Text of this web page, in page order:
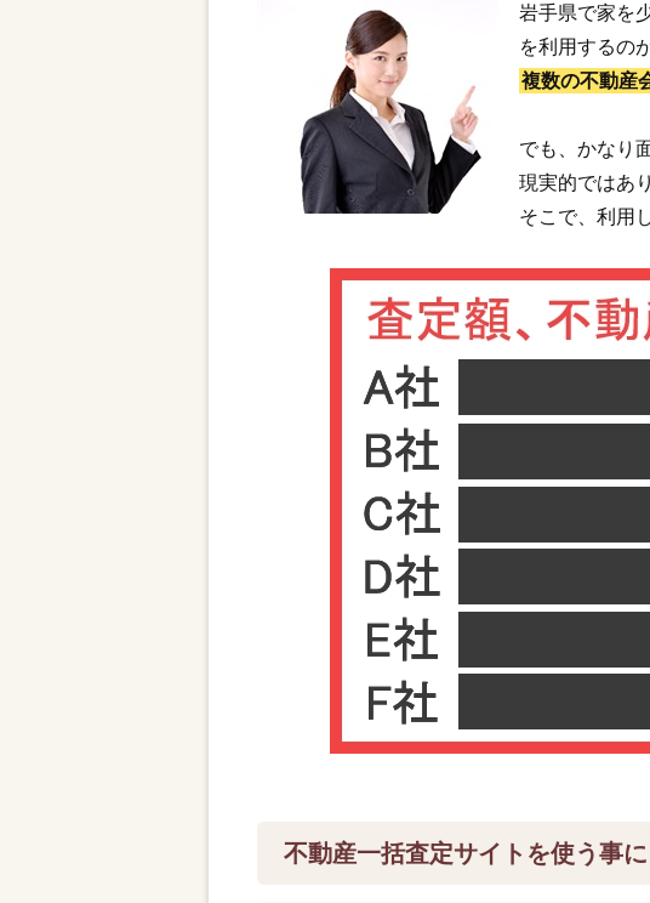
岩手県で家を
を利用するの
複数の不動産
でも、かなり
現実的ではあ
そこで、利用
不動産一括査定サイトを使う事